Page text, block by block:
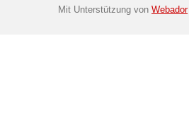
Mit Unterstützung vonWebador